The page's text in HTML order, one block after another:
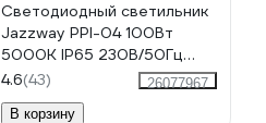
Светодиодный светильник
Jazzway PPI-04 100Вт
5000К IP65 230В/50Гц
ДСП для высоких пролетов
5044364
4.6(43)
26077967
В корзину